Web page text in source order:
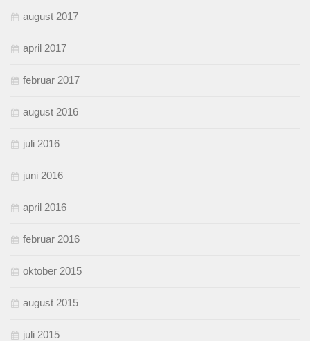
august 2017
april 2017
februar 2017
august 2016
juli 2016
juni 2016
april 2016
februar 2016
oktober 2015
august 2015
juli 2015